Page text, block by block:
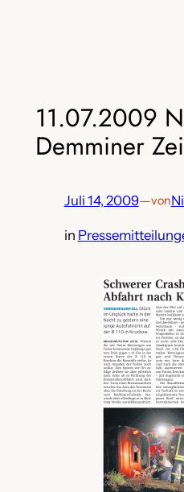
11.07.2009
Demminer
Juli 14, 2009—von
in